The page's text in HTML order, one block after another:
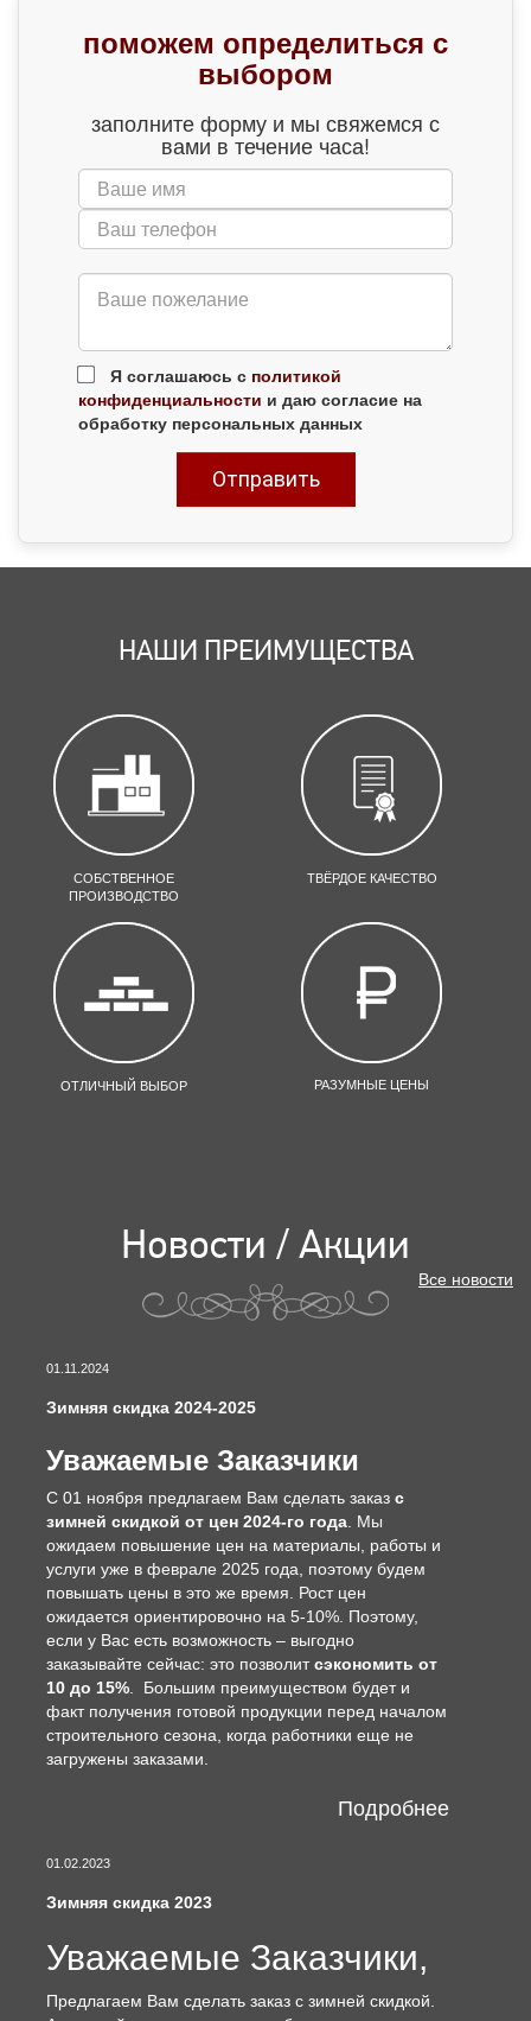
поможем определиться с
выбором
заполните форму и мы свяжемся с
вами в течение часа!
Я соглашаюсь с политикой
конфиденциальности и даю согласие на
обработку персональных данных
НАШИ ПРЕИМУЩЕСТВА
СОБСТВЕННОЕ
ПРОИЗВОДСТВО
ТВЁРДОЕ КАЧЕСТВО
ОТЛИЧНЫЙ ВЫБОР РАЗУМНЫЕ ЦЕНЫ
Новости / Акции
Все новости
01.11.2024
Зимняя скидка 2024-2025
Уважаемые Заказчики
С 01 ноября предлагаем Вам сделать заказ с
зимней скидкой от цен 2024-го года . Мы
ожидаем повышение цен на материалы, работы и
услуги уже в феврале 2025 года, поэтому будем
повышать цены в это же время. Рост цен
ожидается ориентировочно на 5-10%. Поэтому,
если у Вас есть возможность – выгодно
заказывайте сейчас: это позволитсэкономить от
10 до 15% . Большим преимуществом будет и
факт получения готовой продукции перед началом
строительного сезона, когда работники еще не
загружены заказами.
Подробнее
01.02.2023
Зимняя скидка 2023
Уважаемые Заказчики,
Предлагаем Вам сделать заказ с зимней скидкой.